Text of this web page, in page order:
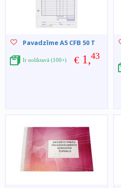
Pavadzīme A5 CFB 50 T
€ 1,43
Ir noliktavā (100+)